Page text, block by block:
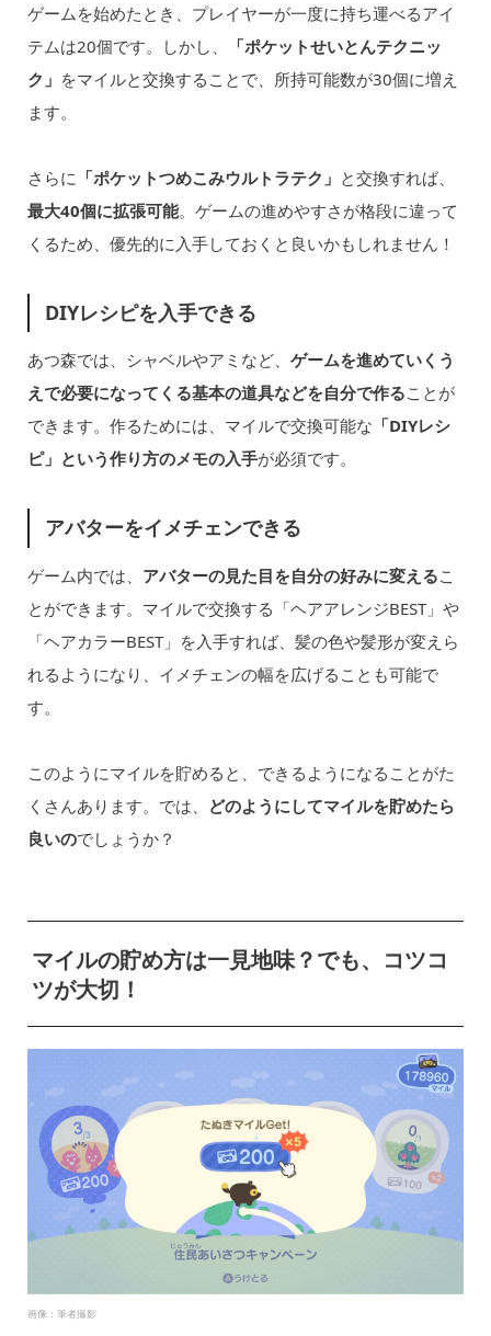
ゲームを始めたとき、プレイヤーが一度に持ち運べるアイ
テムは20個です。しかし、
「ポケットせいとんテクニッ
ク」 をマイルと交換することで、所持可能数が30個に増え
ます。
さらに 「ポケットつめこみウルトラテク」 と交換すれば、
最大40個に拡張可能。ゲームの進めやすさが格段に違って
くるため、優先的に入手しておくと良いかもしれません！
DIYレシピを入手できる
あつ森では、シャベルやアミなど、 ゲームを進めていくう
えで必要になってくる基本の道具などを自分で作ることが
できます。作るためには、マイルで交換可能な 「DIYレシ
ピ」という作り方のメモの入手が必須です。
アバターをイメチェンできる
ゲーム内では、 アバターの見た目を自分の好みに変えるこ
とができます。マイルで交換する「ヘアアレンジBEST」や
「ヘアカラーBEST」を入手すれば、髪の色や髪形が変えら
れるようになり、イメチェンの幅を広げることも可能で
す。
このようにマイルを貯めると、できるようになることがた
くさんあります。では、
どのようにしてマイルを貯めたら
良いのでしょうか？
マイルの貯め方は一見地味？でも、コツコ
ツが大切！
画像：筆者撮影